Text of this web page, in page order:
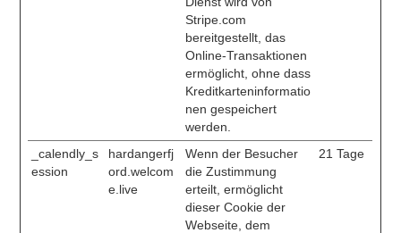
Stripe.com
bereitgestellt, das
Online-Transaktionen
ermöglicht, ohne dass
Kreditkarteninformatio
nen gespeichert
werden.
_calendly_s
ession
hardangerfj
ord.welcom
e.live
Wenn der Besucher
die Zustimmung
erteilt, ermöglicht
dieser Cookie der
Webseite, dem
21 Tage